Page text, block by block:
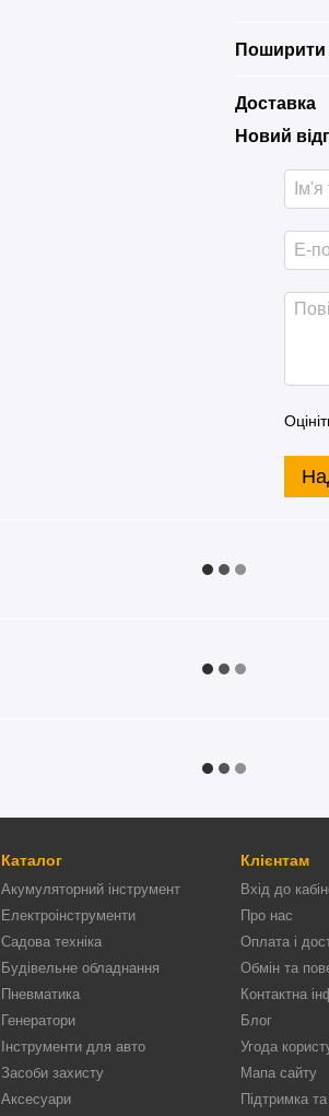
Поширити
Доставка
Новий
Каталог
Акумуляторний інструмент
Електроінструменти
Садова техніка
Будівельне обладнання
Пневматика
Генератори
Інструменти для авто
Засоби захисту
Аксесуари
Клієнтам
Вхід до
Про нас
Оплата і
Обмін та
Контактна
Блог
Угода
Мапа сайту
Підтримка